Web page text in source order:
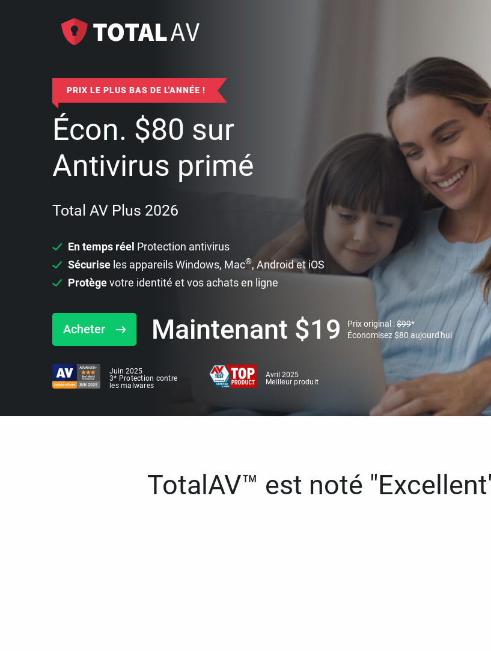
PRIX LE PLUS BAS DE L'ANNÉE !
Écon. $80 sur
Antivirus primé
Total AV Plus 2026
En temps réel Protection antivirus
Sécurise les appareils Windows, Mac®, Android et iOS
Protègevotre identité et vos achats en ligne
Acheter Maintenant $19 Prix original :$99*
Économisez$80 aujourd'hui
Juin 2025
3* Protection contre
les malwares
Avril 2025
Meilleur produit
TotalAV™ est noté